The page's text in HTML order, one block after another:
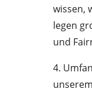
wissen,
legen
und
4.